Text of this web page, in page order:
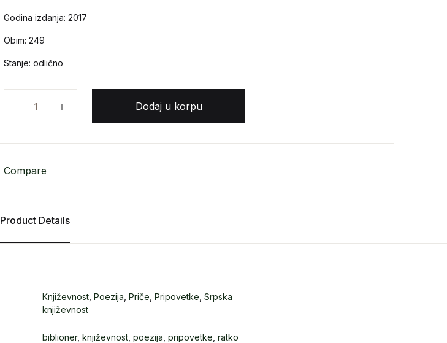
Godina izdanja: 2017
Obim: 249
Stanje: odlično
Dodaj u korpu
Compare
Product Details
Književnost Poezija Priče Pripovetke Srpska
književnost
biblioner, književnost poezija pripovetke ratko